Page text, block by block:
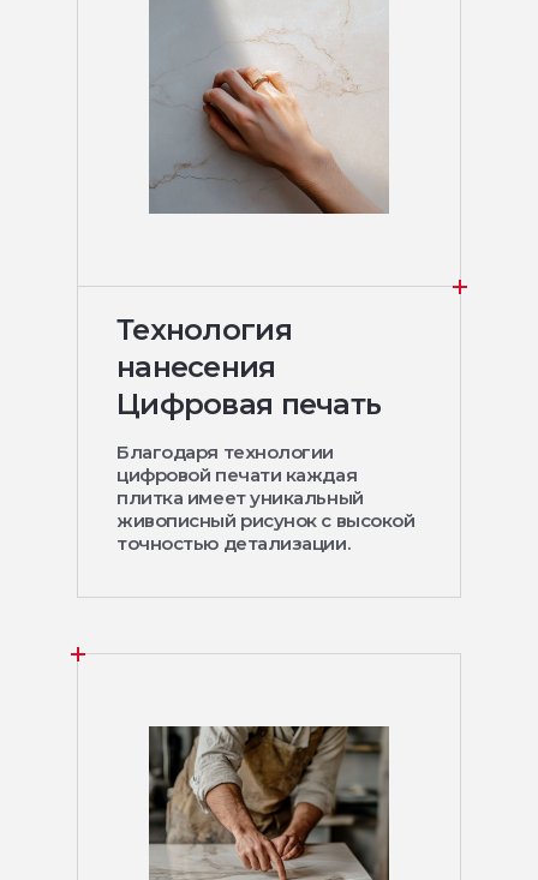
Технология
нанесения
Цифровая печать
Благодаря технологии
цифровой печати каждая
плитка имеет уникальный
живописный рисунок с высокой
точностью детализации.